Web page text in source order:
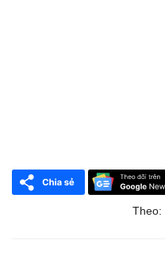
Theo: